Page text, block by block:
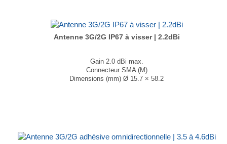
Antenne 3G/2G IP67 à visser | 2.2dBi
Gain 2.0 dBi max.
Connecteur SMA (M)
Dimensions (mm) Ø 15.7 × 58.2